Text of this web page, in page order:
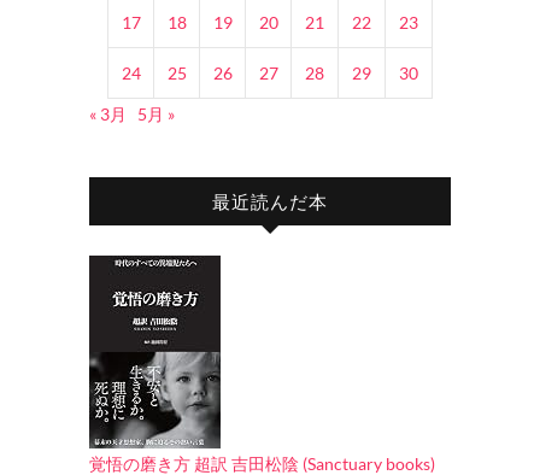
17 18 19 20 21 22 23
24 25 26 27 28 29
30
« 3月
5月 »
最近読んだ本
覚悟の磨き方 超訳 吉田松陰 (Sanctuary books)